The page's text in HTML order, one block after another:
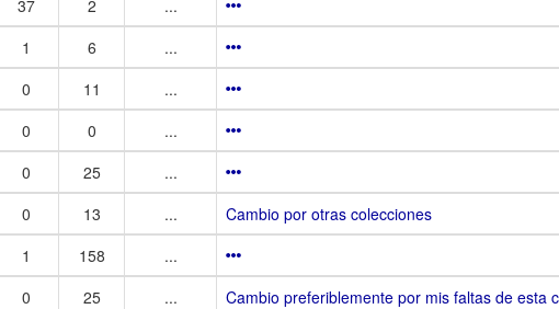
37 2
...
1 6
...
0 11
...
0 0
...
0 25
...
0 13 ...
Cambio por otras colecciones
1 158
...
0 25 ...
Cambio preferiblemente por mis faltas de esta